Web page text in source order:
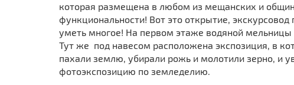
которая размещена в любом из мещанских и
функциональности! Вот это открытие,
уметь многое! На первом этаже водяной мельницы
Тут же под навесом расположена экспозиция, в
пахали землю, убирали рожь и молотили зерно, и
фотоэкспозицию по земледелию.